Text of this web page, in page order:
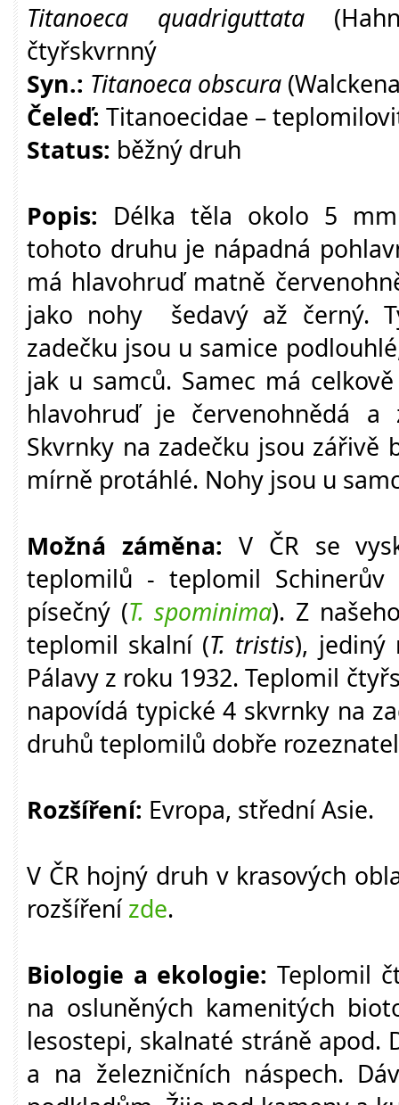
Titanoeca quadriguttata
čtyřskvrnný
Syn.: Titanoeca obscura
Čeleď: Titanoecidae –
Status: běžný druh
Popis: Délka těla okolo 5
tohoto druhu je nápadná
má hlavohruď matně
jako nohy šedavý až černý.
zadečku jsou u samice
jak u samců. Samec má
hlavohruď je červenohnědá a
Skvrnky na zadečku jsou zářivě
mírně protáhlé. Nohy jsou u
Možná záměna: V ČR se
teplomilů - teplomil Schinerův
písečný (T. spominima). Z
teplomil skalní (T. tristis), jediný
Pálavy z roku 1932. Teplomil
napovídá typické 4 skvrnky na
druhů teplomilů dobře
Rozšíření: Evropa, střední Asie.
V ČR hojný druh v krasových
rozšíření zde.
Biologie a ekologie: Teplomil
na osluněných kamenitých
lesostepi, skalnaté stráně apod.
a na železničních náspech.